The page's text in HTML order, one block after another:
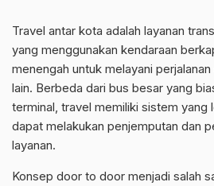
Travel antar kota adalah layanan
yang menggunakan kendaraan
menengah untuk melayani
lain. Berbeda dari bus besar yang
terminal, travel memiliki sistem yang
dapat melakukan penjemputan dan
layanan.
Konsep door to door menjadi salah